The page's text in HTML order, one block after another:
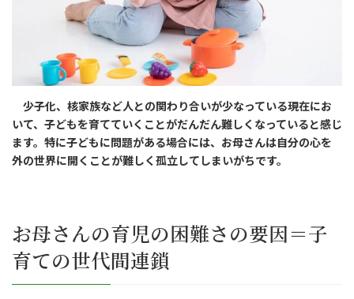
少子化、核家族など人との関わり合いが少なっている現在にお
いて、子どもを育てていくことがだんだん難しくなっていると感じ
ます。特に子どもに問題がある場合には、お母さんは自分の心を
外の世界に開くことが難しく孤立してしまいがちです。
お母さんの育児の困難さの要因＝子
育ての世代間連鎖